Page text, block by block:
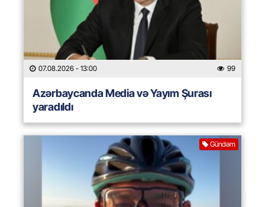
07.08.2026 - 13:00 99
Azərbaycanda Media və Yayım Şurası
yaradıldı
Gündəm